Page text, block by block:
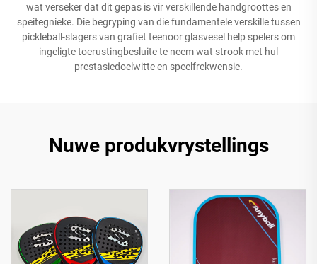
wat verseker dat dit gepas is vir verskillende handgroottes en
speitegnieke. Die begryping van die fundamentele verskille tussen
pickleball-slagers van grafiet teenoor glasvesel help spelers om
ingeligte toerustingbesluite te neem wat strook met hul
prestasiedoelwitte en speelfrekwensie.
Nuwe produkvrystellings